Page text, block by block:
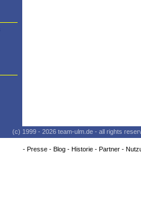
(c) 1999 - 2026 team-ulm.de - all rights
- Presse- Blog- Historie- Partner-